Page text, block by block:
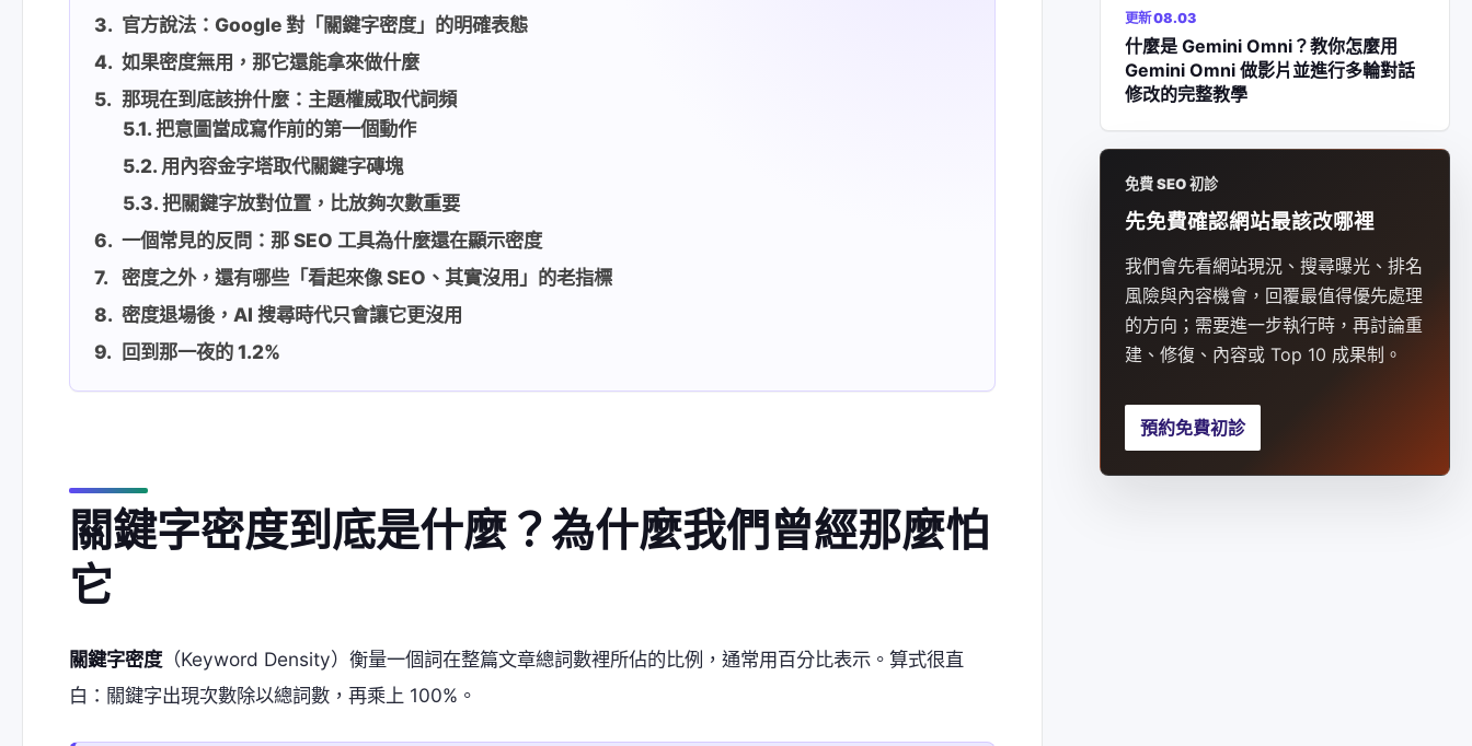
官方說法：Google 對「關鍵字密度」的明確表態
如果密度無用，那它還能拿來做什麼
那現在到底該拚什麼：主題權威取代詞頻
把意圖當成寫作前的第一個動作
用內容金字塔取代關鍵字磚塊
把關鍵字放對位置，比放夠次數重要
一個常見的反問：那 SEO 工具為什麼還在顯示密度
密度之外，還有哪些「看起來像 SEO、其實沒用」的老指標
密度退場後，AI 搜尋時代只會讓它更沒用
回到那一夜的 1.2%
關鍵字密度到底是什麼？為什麼我們曾經那麼怕
它
關鍵字密度 （Keyword Density）衡量一個詞在整篇文章總詞數裡所佔的比例，通常用百分比表示。算式很直
白：關鍵字出現次數除以總詞數，再乘上 100%。
更新 08.03
什麼是 Gemini Omni？教你怎麼用
Gemini Omni 做影片並進行多輪對話
修改的完整教學
免費 SEO 初診
先免費確認網站最該改哪裡
我們會先看網站現況、搜尋曝光、排名
風險與內容機會，回覆最值得優先處理
的方向；需要進一步執行時，再討論重
建、修復、內容或 Top 10 成果制。
預約免費初診